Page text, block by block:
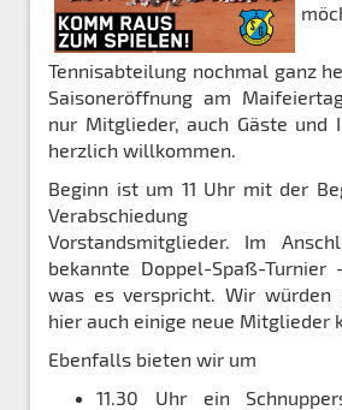
Tennisabteilung nochmal ganz
Saisoneröffnung am
nur Mitglieder, auch Gäste und
herzlich willkommen.
Beginn ist um 11 Uhr mit der
Verabschiedung
Vorstandsmitglieder. Im
bekannte Doppel-Spaß-
was es verspricht. Wir würden
hier auch einige neue Mitglieder
Ebenfalls bieten wir um
11.30 Uhr ein